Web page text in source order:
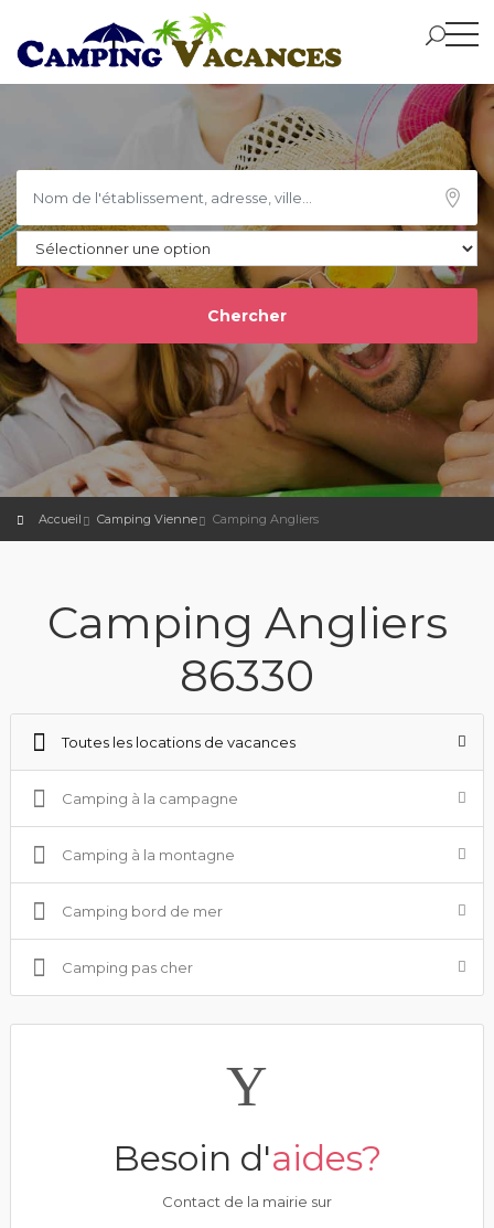
Accueil Camping Vienne Camping Angliers
Camping Angliers
86330
Toutes les locations de vacances
Camping à la campagne
Camping à la montagne
Camping bord de mer
Camping pas cher
Besoin d'aides?
Contact de la mairie sur